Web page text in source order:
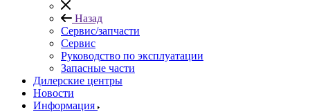
Назад
Сервис/запчасти
Сервис
Руководство по эксплуатации
Запасные части
Дилерские центры
Новости
Информация